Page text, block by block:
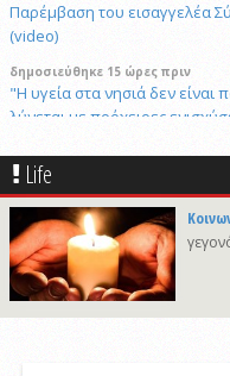
Παρέμβαση του εισαγγελέα
(video)
δημοσιεύθηκε 15 ώρες πριν
"Η υγεία στα νησιά δεν είναι
λύνεται με πρόχειρες
8/8/2026 10:31
Στο νοσοκομείο της Νίκαιας ο
αναβάτες
8/8/2026 20:05
Χωρίς ναυαγοσώστη ήταν το
4χρονος: Το χρονικό της
29/4/2026 18:53
Life